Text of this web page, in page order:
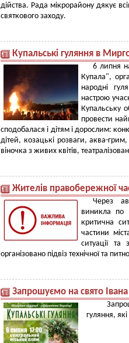
дійства. Рада мікрорайону дякує
святкового заходу.
Купальські гуляння в
6 липня
Купала",
народні
настрою
Купальську
провести
сподобалася і дітям і дорослим:
дітей, козацькі розваги, аква-
віночка з живих квітів,
Жителів правобережної
Через
виникла по
критична
частини
ситуації та
організовано підвіз технічної та
Запрошуємо на свято
гуляння,